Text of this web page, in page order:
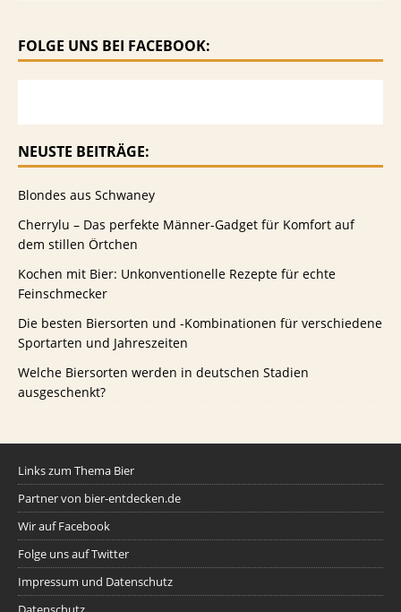
FOLGE UNS BEI FACEBOOK:
NEUSTE BEITRÄGE:
Blondes aus Schwaney
Cherrylu – Das perfekte Männer-Gadget für Komfort auf
dem stillen Örtchen
Kochen mit Bier: Unkonventionelle Rezepte für echte
Feinschmecker
Die besten Biersorten und -Kombinationen für verschiedene
Sportarten und Jahreszeiten
Welche Biersorten werden in deutschen Stadien
ausgeschenkt?
Links zum Thema Bier
Partner von bier-entdecken.de
Wir auf Facebook
Folge uns auf Twitter
Impressum und Datenschutz